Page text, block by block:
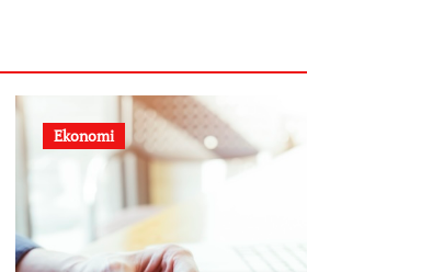
Ekonomi